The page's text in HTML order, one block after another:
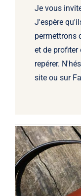
Je vous
J'espère
permettrons
et de profiter
repérer.
site ou sur